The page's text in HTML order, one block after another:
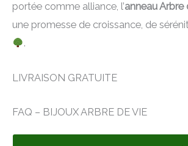
portée comme alliance, l’anneau Arbre
une promesse de croissance, de
.
LIVRAISON GRATUITE
FAQ – BIJOUX ARBRE DE VIE